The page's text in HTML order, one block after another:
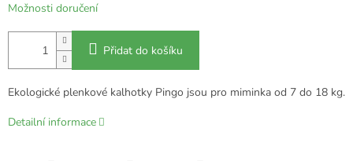
Možnosti doručení
Přidat do košíku
Ekologické plenkové kalhotky Pingo jsou pro miminka od 7 do 18 kg.
Detailní informace